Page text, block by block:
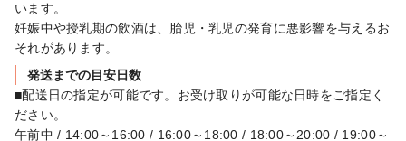
います。
妊娠中や授乳期の飲酒は、胎児・乳児の発育に悪影響を与えるお
それがあります。
発送までの目安日数
■配送日の指定が可能です。お受け取りが可能な日時をご指定く
ださい。
午前中 / 14:00～16:00 / 16:00～18:00 / 18:00～20:00 / 19:00～